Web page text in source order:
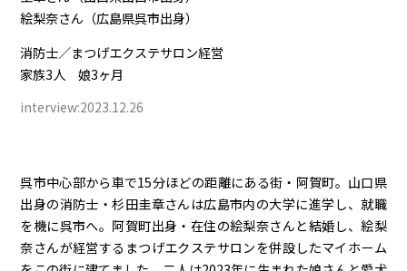
絵梨奈さん（広島県呉市出身）
消防士／まつげエクステサロン経営
家族3人 娘3ヶ月
interview:2023.12.26
呉市中心部から車で15分ほどの距離にある街・阿賀町。山口県
出身の消防士・杉田圭章さんは広島市内の大学に進学し、就職
を機に呉市へ。阿賀町出身・在住の絵梨奈さんと結婚し、絵梨
奈さんが経営するまつげエクステサロンを併設したマイホーム